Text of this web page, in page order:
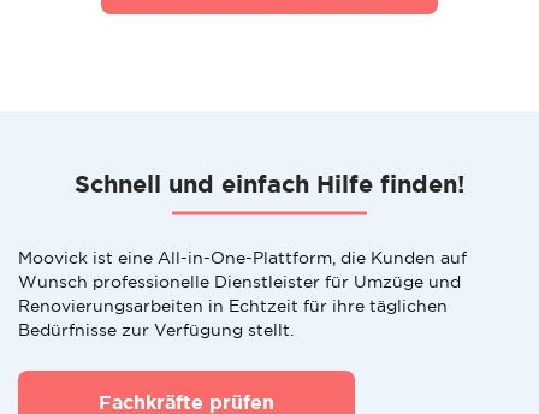
Schnell und einfach Hilfe finden!
Moovick ist eine All-in-One-Plattform, die Kunden auf
Wunsch professionelle Dienstleister für Umzüge und
Renovierungsarbeiten in Echtzeit für ihre täglichen
Bedürfnisse zur Verfügung stellt.
Fachkräfte prüfen